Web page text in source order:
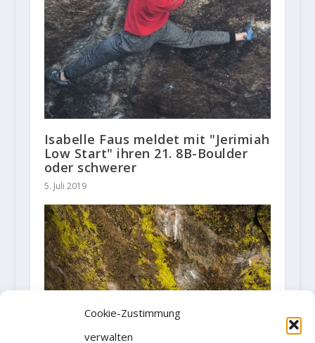
Cookie-Zustimmung
verwalten
Isabelle Faus meldet mit "Jerimiah
Low Start" ihren 21. 8B-Boulder
oder schwerer
5. Juli 2019